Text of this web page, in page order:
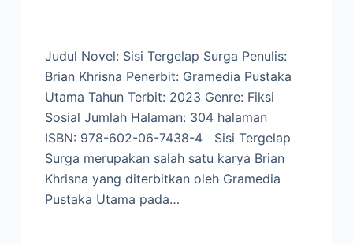
Judul Novel: Sisi Tergelap Surga Penulis:
Brian Khrisna Penerbit: Gramedia Pustaka
Utama Tahun Terbit: 2023 Genre: Fiksi
Sosial Jumlah Halaman: 304 halaman
ISBN: 978-602-06-7438-4 Sisi Tergelap
Surga merupakan salah satu karya Brian
Khrisna yang diterbitkan oleh Gramedia
Pustaka Utama pada…